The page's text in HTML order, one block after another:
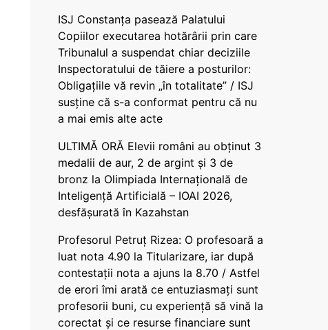
ISJ Constanța pasează Palatului
Copiilor executarea hotărârii prin care
Tribunalul a suspendat chiar deciziile
Inspectoratului de tăiere a posturilor:
Obligațiile vă revin „în totalitate” / ISJ
susține că s-a conformat pentru că nu
a mai emis alte acte
ULTIMĂ ORĂ Elevii români au obținut 3
medalii de aur, 2 de argint și 3 de
bronz la Olimpiada Internațională de
Inteligență Artificială – IOAI 2026,
desfășurată în Kazahstan
Profesorul Petruț Rizea: O profesoară a
luat nota 4.90 la Titularizare, iar după
contestații nota a ajuns la 8.70 / Astfel
de erori îmi arată ce entuziasmați sunt
profesorii buni, cu experiență să vină la
corectat și ce resurse financiare sunt